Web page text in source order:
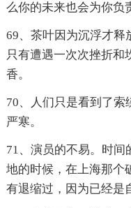
么你的未来也会为你负
69、茶叶因为沉浮才释
只有遭遇一次次挫折和
香。
70、人们只是看到了索
严寒。
71、演员的不易。时间
地的时候，在上海那个
有退缩过，因为已经是